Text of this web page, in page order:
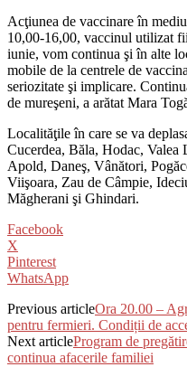
Acţiunea de vaccinare în
10,00-16,00, vaccinul utilizat
iunie, vom continua şi în alte
mobile de la centrele de
seriozitate şi implicare.
de mureşeni, a arătat Mara
Localităţile în care se va
Cucerdea, Băla, Hodac, Valea
Apold, Daneş, Vânători,
Viişoara, Zau de Câmpie,
Măgherani şi Ghindari.
Facebook
X
Pinterest
WhatsApp
Previous articleOra 20.00 –
pentru fermieri. Condiții de
Next articleProgram de
continua afacerile familiei